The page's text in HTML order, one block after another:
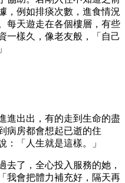
，例如排痰次數，進食情況
每天遊走在各個樓層，有些
一樣久，像老友般，「自己
進出出，有的走到生命的盡
病房都會想起已逝的住
：「人生就是這樣。」
去了，全心投入服務的她，
我會把體力補充好，隔天再